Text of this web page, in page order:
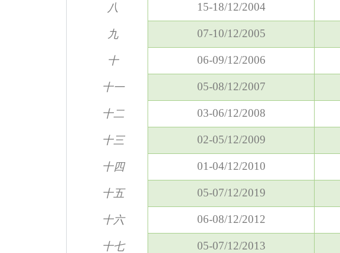
八 15-18/12/2004
九 07-10/12/2005
十 06-09/12/2006
十一 05-08/12/2007
十二 03-06/12/2008
十三 02-05/12/2009
十四 01-04/12/2010
十五 05-07/12/2019
十六 06-08/12/2012
十七 05-07/12/2013